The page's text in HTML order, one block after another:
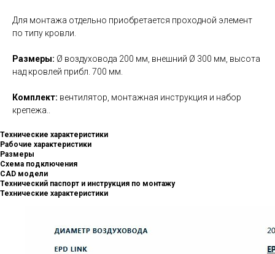
Для монтажа отдельно приобретается проходной элемент
по типу кровли.
Размеры: Ø воздуховода 200 мм, внешний Ø 300 мм, высота
над кровлей прибл. 700 мм.
Комплект: вентилятор, монтажная инструкция и набор
крепежа..
Технические характеристики
Рабочие характеристики
Размеры
Схема подключения
CAD модели
Технический паспорт и инструкция по монтажу
Технические характеристики